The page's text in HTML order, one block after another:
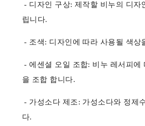
- 디자인 구상: 제작할 비누의 디자
립니다.
- 조색: 디자인에 따라 사용될 색상
- 에센셜 오일 조합: 비누 레서피에
을 조합 합니다.
- 가성소다 제조: 가성소다와 정제
다.